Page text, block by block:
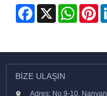
Facebook
X
BIZE ULAŞIN
Adres: No.9-10,